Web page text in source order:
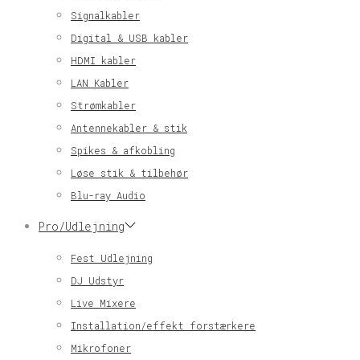
Signalkabler
Digital & USB kabler
HDMI kabler
LAN Kabler
Strømkabler
Antennekabler & stik
Spikes & afkobling
Løse stik & tilbehør
Blu-ray Audio
Pro/Udlejning
Fest Udlejning
DJ Udstyr
Live Mixere
Installation/effekt forstærkere
Mikrofoner